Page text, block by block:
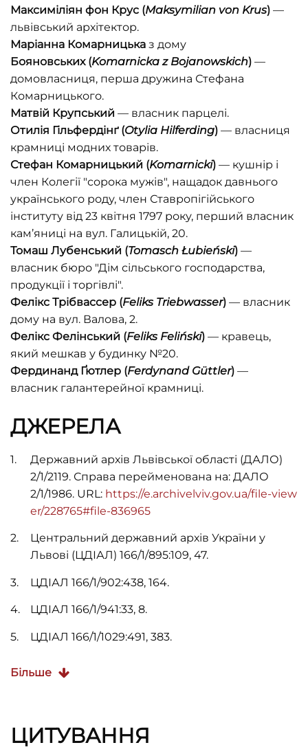
Максиміліян фон Крус (Maksymilian von Krus) —
львівський архітектор.
Маріанна Комарницька з дому
Бояновських (Komarnicka z Bojanowskich) —
домовласниця, перша дружина Стефана
Комарницького.
Матвій Крупський — власник парцелі.
Отилія Гільфердінґ (Otylia Hilferding) — власниця
крамниці модних товарів.
Стефан Комарницький (Komarnicki) — кушнір і
член Колегії "сорока мужів", нащадок давнього
українського роду, член Ставропігійського
інституту від 23 квітня 1797 року, перший власник
кам’яниці на вул. Галицькій, 20.
Томаш Лубенський (Tomasch Łubieński) —
власник бюро "Дім сільського господарства,
продукції і торгівлі".
Фелікс Трібвассер (Feliks Triebwasser) — власник
дому на вул. Валова, 2.
Фелікс Фелінський (Feliks Feliński) — кравець,
який мешкав у будинку №20.
Фердинанд Ґютлер (Ferdynand Güttler) —
власник галантерейної крамниці.
ДЖЕРЕЛА
Державний архів Львівської області (ДАЛО)
2/1/2119. Справа перейменована на: ДАЛО
2/1/1986. URL: https://e.archivelviv.gov.ua/file-view
er/228765#file-836965
Центральний державний архів України у
Львові (ЦДІАЛ) 166/1/895:109, 47.
ЦДІАЛ 166/1/902:438, 164.
ЦДІАЛ 166/1/941:33, 8.
ЦДІАЛ 166/1/1029:491, 383.
1913).
Класика, 2012).
Більше
ЦИТУВАННЯ